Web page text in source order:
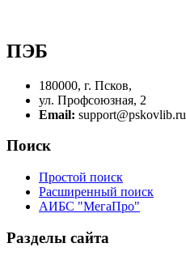
ПЭБ
180000, г. Псков,
ул. Профсоюзная, 2
Email: support@pskovlib.ru
Поиск
Простой поиск
Расширенный поиск
АИБС "МегаПро"
Разделы сайта